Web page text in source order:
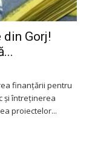
Gorj!
finanțării pentru
şi întreţinerea
proiectelor...